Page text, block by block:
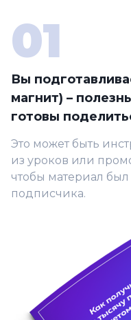
Вы
магнит) –
готовы
Это может быть
из уроков или
чтобы материал
подписчика.